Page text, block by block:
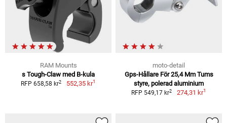
RAM Mounts
s Tough-Claw med B-kula
RFP 658,58 kr2 552,35 kr1
moto-detail
Gps-Hållare För 25,4 Mm Tums
styre, polerad aluminium
RFP 549,17 kr2 274,31 kr1